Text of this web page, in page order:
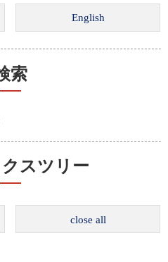
索
スツリー
close all